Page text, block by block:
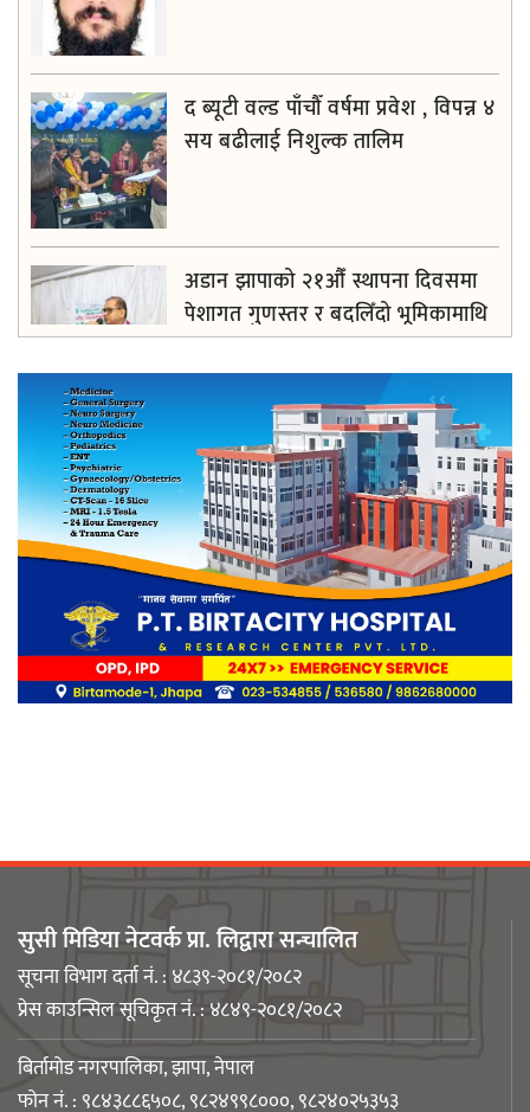
द ब्यूटी वल्ड पाँचौँ वर्षमा प्रवेश , विपन्न ४
सय बढीलाई निशुल्क तालिम
अडान झापाको २१औँ स्थापना दिवसमा
पेशागत गुणस्तर र बदलिँदो भूमिकामाथि
अन्तरक्रिया
आगलागीबाट प्रभावित शेयर सदस्यलाई
सहाराले उपलब्ध गरायाे राहत
लिङ्कन मन्टेश्वरीमा खिर दिवस मनाइयो
नेपाली युवा उद्यमी मञ्च झापाको अध्यक्षमा
मिजास पोखरेल
सुसी मिडिया नेटवर्क प्रा. लिद्वारा सन्चालित
सूचना विभाग दर्ता नं. : ४८३९-२०८१/२०८२
प्रेस काउन्सिल सूचिकृत नं. : ४८४९-२०८१/२०८२
बिर्तामोड नगरपालिका, झापा, नेपाल
फोन नं. : ९८४३८८६५०८, ९८२४९९८०००, ९८२४०२५३५३